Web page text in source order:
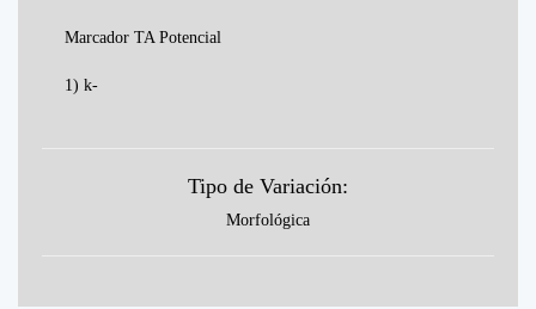
Marcador TA Potencial
1) k-
Tipo de Variación:
Morfológica